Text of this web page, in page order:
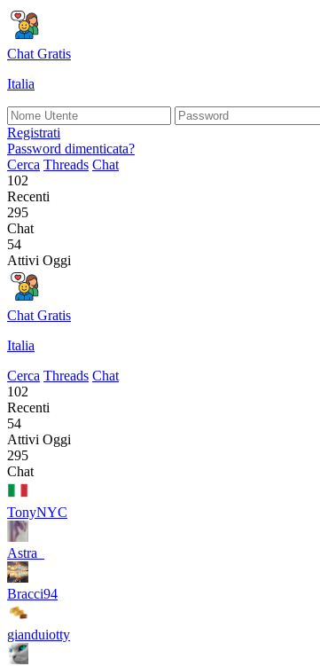
Chat Gratis
Italia
Registrati
Password dimenticata?
Cerca Threads Chat
102
Recenti
295
Chat
54
Attivi Oggi
Chat Gratis
Italia
Cerca Threads Chat
102
Recenti
54
Attivi Oggi
295
Chat
TonyNYC
Astra_
Bracci94
gianduiotty